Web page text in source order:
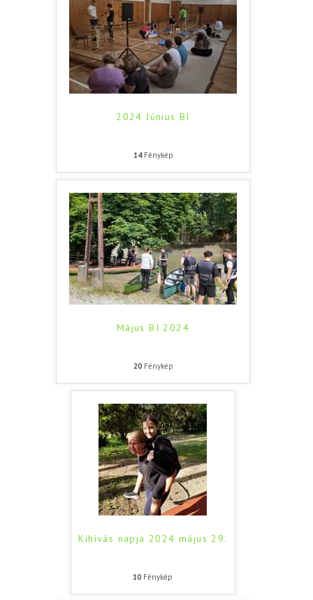
2024 Június BI
14Fénykép
Május BI 2024
20Fénykép
Kihívás napja 2024 május 29.
10 Fénykép